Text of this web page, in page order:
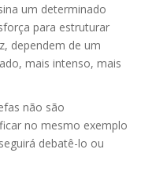
um determinado
para estruturar
dependem de um
mais intenso, mais
não são
no mesmo exemplo
debatê-lo ou